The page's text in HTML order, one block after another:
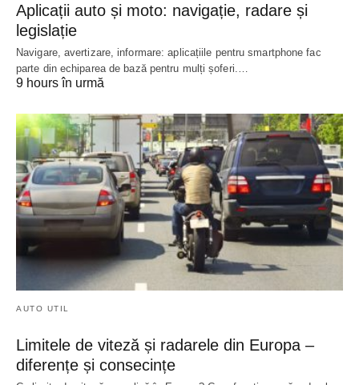
Aplicații auto și moto: navigație, radare și
legislație
Navigare, avertizare, informare: aplicațiile pentru smartphone fac
parte din echiparea de bază pentru mulți șoferi.…
9 hours în urmă
AUTO UTIL
Limitele de viteză și radarele din Europa –
diferențe și consecințe